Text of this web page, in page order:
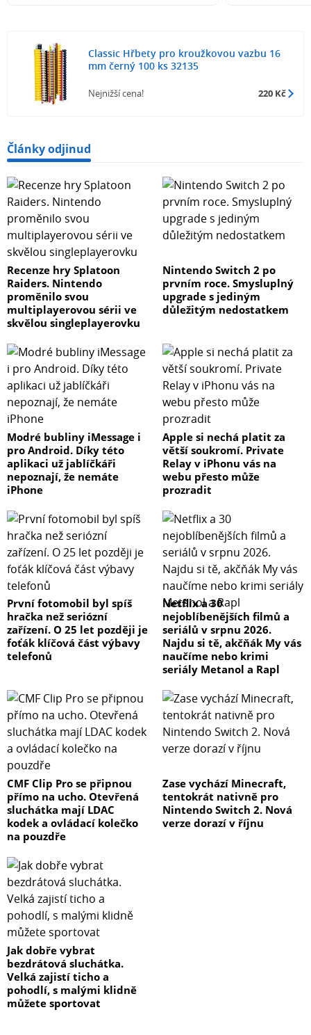
Classic Hřbety pro kroužkovou vazbu 16
mm černý 100 ks 32135
Nejnižší cena! 220 Kč
Články odjinud
Recenze hry Splatoon
Raiders. Nintendo
proměnilo svou
multiplayerovou sérii ve
skvělou singleplayerovku
Nintendo Switch 2 po
prvním roce. Smysluplný
upgrade s jediným
důležitým nedostatkem
Modré bubliny iMessage i
pro Android. Díky této
aplikaci už jablíčkáři
nepoznají, že nemáte
iPhone
Apple si nechá platit za
větší soukromí. Private
Relay v iPhonu vás na
webu přesto může
prozradit
První fotomobil byl spíš
hračka než seriózní
zařízení. O 25 let později je
foťák klíčová část výbavy
telefonů
Netflix a 30
nejoblíbenějších filmů a
seriálů v srpnu 2026.
Najdu si tě, akčňák My vás
naučíme nebo krimi
seriály Metanol a Rapl
CMF Clip Pro se připnou
přímo na ucho. Otevřená
sluchátka mají LDAC
kodek a ovládací kolečko
na pouzdře
Zase vychází Minecraft,
tentokrát nativně pro
Nintendo Switch 2. Nová
verze dorazí v říjnu
Jak dobře vybrat
bezdrátová sluchátka.
Velká zajistí ticho a
pohodlí, s malými klidně
můžete sportovat